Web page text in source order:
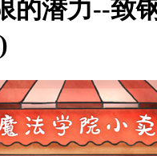
的潜力--致